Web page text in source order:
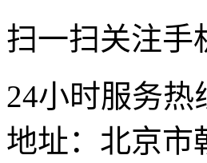
扫一扫关注手
24小时服务热
地址：北京市